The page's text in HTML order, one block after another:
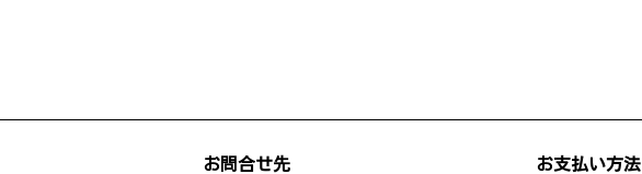
お問合せ先 お支払い方法